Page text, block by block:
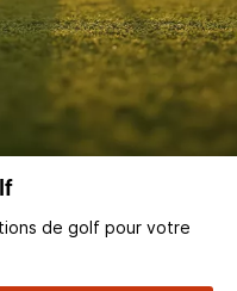
de golf pour votre